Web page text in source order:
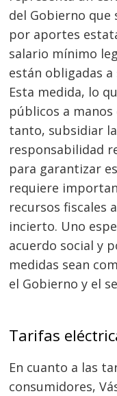
del Gobierno que
por aportes
salario mínimo
están obligadas
Esta medida, lo
públicos a
tanto, subsidiar
responsabilidad
para garantizar
requiere
recursos fiscales
incierto. Uno
acuerdo social y
medidas sean
el Gobierno y el
Tarifas
En cuanto a las
consumidores,